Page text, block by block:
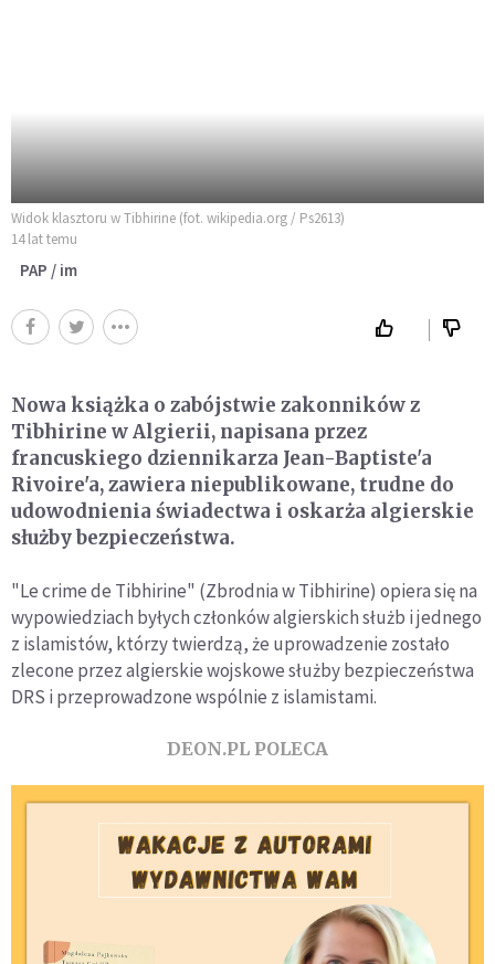
Widok klasztoru w Tibhirine (fot. wikipedia.org / Ps2613)
14 lat temu
PAP / im
Nowa książka o zabójstwie zakonników z
Tibhirine w Algierii, napisana przez
francuskiego dziennikarza Jean-Baptiste'a
Rivoire'a, zawiera niepublikowane, trudne do
udowodnienia świadectwa i oskarża algierskie
służby bezpieczeństwa.
"Le crime de Tibhirine" (Zbrodnia w Tibhirine) opiera się na
wypowiedziach byłych członków algierskich służb i jednego
z islamistów, którzy twierdzą, że uprowadzenie zostało
zlecone przez algierskie wojskowe służby bezpieczeństwa
DRS i przeprowadzone wspólnie z islamistami.
DEON.PL POLECA